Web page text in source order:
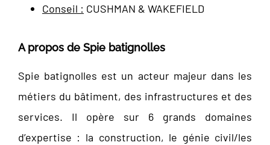
Conseil : CUSHMAN & WAKEFIELD
A propos de Spie batignolles
Spie batignolles est un acteur majeur dans les
métiers du bâtiment, des infrastructures et des
services. Il opère sur 6 grands domaines
d’expertise : la construction, le génie civil/les